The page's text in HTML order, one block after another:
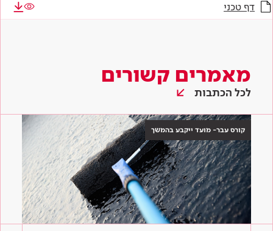
דף טכני
מאמרים קשורים
לכל הכתבות
קורס עבר- מועד ייקבע בהמשך